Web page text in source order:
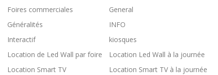
Foires commerciales
General
Généralités
INFO
Interactif
kiosques
Location de Led Wall par foire
Location Led Wall à la journée
Location Smart TV
Location Smart TV à la journée